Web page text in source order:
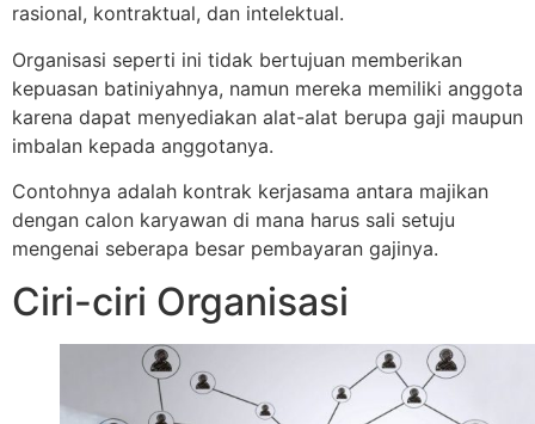
rasional, kontraktual, dan intelektual.
Organisasi seperti ini tidak bertujuan memberikan
kepuasan batiniyahnya, namun mereka memiliki anggota
karena dapat menyediakan alat-alat berupa gaji maupun
imbalan kepada anggotanya.
Contohnya adalah kontrak kerjasama antara majikan
dengan calon karyawan di mana harus sali setuju
mengenai seberapa besar pembayaran gajinya.
Ciri-ciri Organisasi